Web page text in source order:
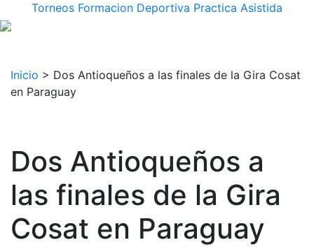
Torneos Formacion Deportiva Practica Asistida
Inicio > Dos Antioqueños a las finales de la Gira Cosat
en Paraguay
Dos Antioqueños a
las finales de la Gira
Cosat en Paraguay